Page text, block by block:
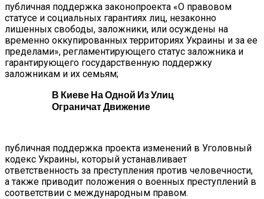
публичная поддержка законопроекта «О правовом
статусе и социальных гарантиях лиц, незаконно
лишенных свободы, заложники, или осуждены на
временно оккупированных территориях Украины и за ее
пределами», регламентирующего статус заложника и
гарантирующего государственную поддержку
заложникам и их семьям;
В Киеве На Одной Из Улиц
Ограничат Движение
публичная поддержка проекта изменений в Уголовный
кодекс Украины, который устанавливает
ответственность за преступления против человечности,
а также приводит положения о военных преступлений в
соответствии с международным правом.